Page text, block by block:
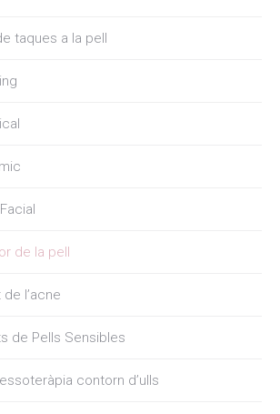
taques a la pell
de la pell
l’acne
de Pells Sensibles
contorn d’ulls